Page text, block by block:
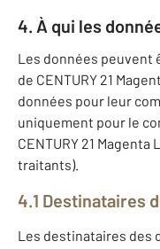
4. À qui les
Les données peuvent
de CENTURY 21
données pour leur
uniquement pour le
CENTURY 21
traitants).
4.1 Destinataires
Les destinataires des